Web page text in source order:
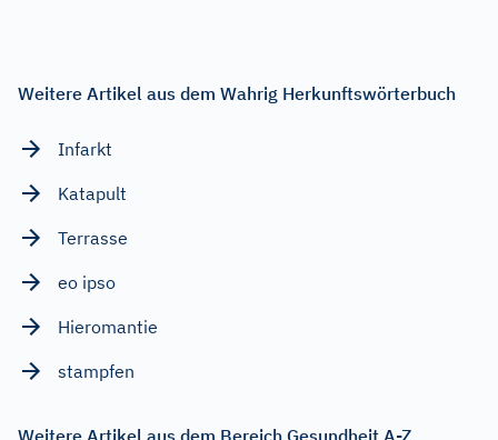
Weitere Artikel aus dem Wahrig Herkunftswörterbuch
Infarkt
Katapult
Terrasse
eo ipso
Hieromantie
stampfen
Weitere Artikel aus dem Bereich Gesundheit A-Z